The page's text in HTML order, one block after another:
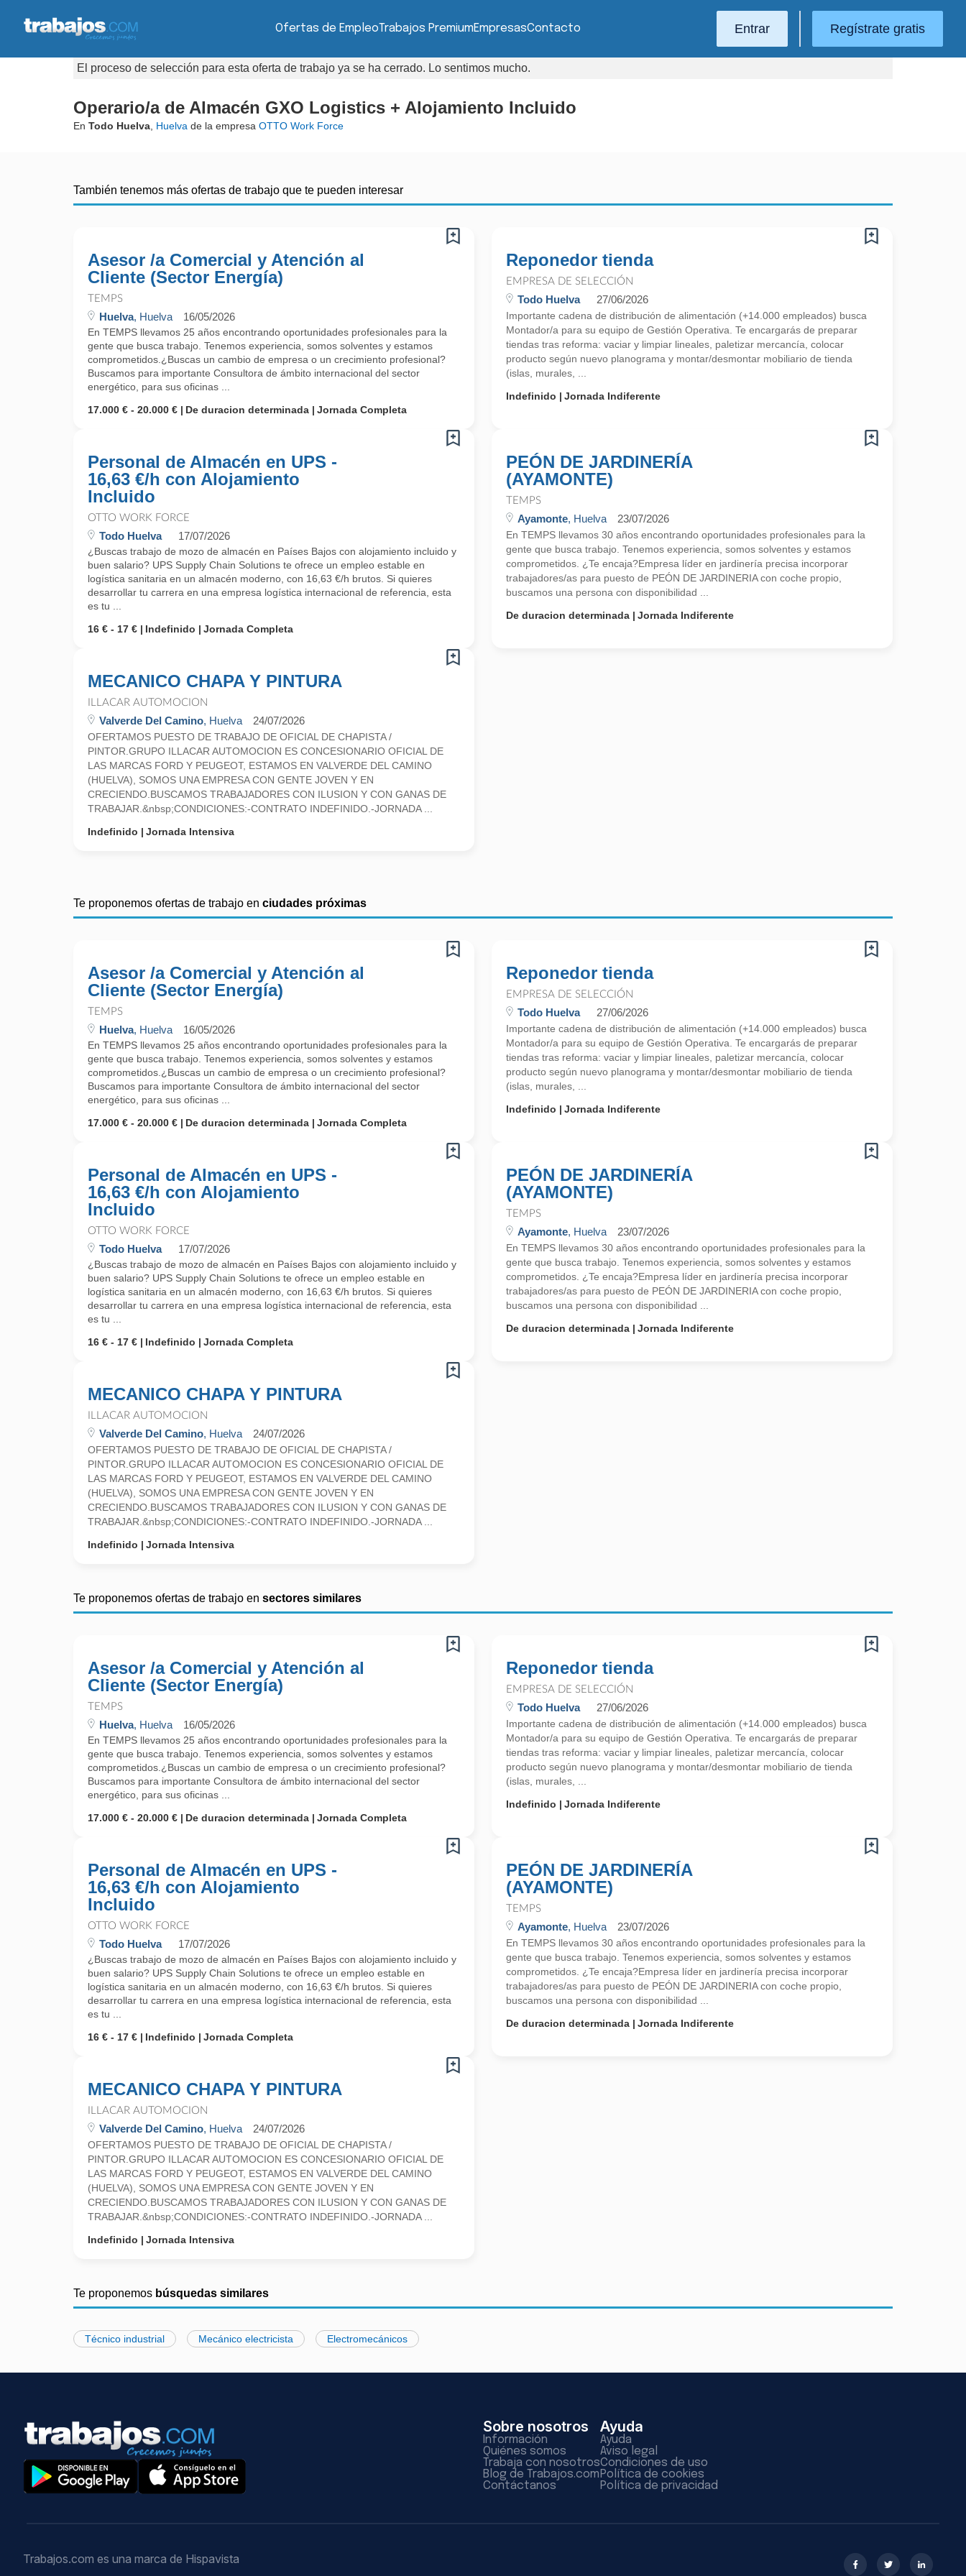
Ofertas de EmpleoTrabajos PremiumEmpresasContacto Entrar Regístrate gratis
El proceso de selección para esta oferta de trabajo ya se ha cerrado. Lo sentimos mucho.
Operario/a de Almacén GXO Logistics + Alojamiento Incluido
En Todo Huelva Huelva de la empresa OTTO Work Force
También tenemos más ofertas de trabajo que te pueden interesar
Asesor /a Comercial y Atención al
Cliente (Sector Energía)
TEMPS
Huelva, Huelva 16/05/2026
En TEMPS llevamos 25 años encontrando oportunidades profesionales para la
gente que busca trabajo. Tenemos experiencia, somos solventes y estamos
comprometidos.¿Buscas un cambio de empresa o un crecimiento profesional?
Buscamos para importante Consultora de ámbito internacional del sector
energético, para sus oficinas ...
17.000 € - 20.000 €
De duracion determinada Jornada Completa
Reponedor tienda
EMPRESA DE SELECCIÓN
Todo Huelva 27/06/2026
Importante cadena de distribución de alimentación (+14.000 empleados) busca
Montador/a para su equipo de Gestión Operativa. Te encargarás de preparar
tiendas tras reforma: vaciar y limpiar lineales, paletizar mercancía, colocar
producto según nuevo planograma y montar/desmontar mobiliario de tienda
(islas, murales, ...
Indefinido
Jornada Indiferente
Personal de Almacén en UPS -
16,63 €/h con Alojamiento
Incluido
OTTO WORK FORCE
Todo Huelva 17/07/2026
¿Buscas trabajo de mozo de almacén en Países Bajos con alojamiento incluido y
buen salario? UPS Supply Chain Solutions te ofrece un empleo estable en
logística sanitaria en un almacén moderno, con 16,63 €/h brutos. Si quieres
desarrollar tu carrera en una empresa logística internacional de referencia, esta
es tu ...
16 € - 17 €
Indefinido Jornada Completa
PEÓN DE JARDINERÍA
(AYAMONTE)
TEMPS
Ayamonte, Huelva 23/07/2026
En TEMPS llevamos 30 años encontrando oportunidades profesionales para la
gente que busca trabajo. Tenemos experiencia, somos solventes y estamos
comprometidos. ¿Te encaja?Empresa líder en jardinería precisa incorporar
trabajadores/as para puesto de PEÓN DE JARDINERIA con coche propio,
buscamos una persona con disponibilidad ...
De duracion determinada
Jornada Indiferente
MECANICO CHAPA Y PINTURA
ILLACAR AUTOMOCION
Valverde Del Camino, Huelva 24/07/2026
OFERTAMOS PUESTO DE TRABAJO DE OFICIAL DE CHAPISTA /
PINTOR.GRUPO ILLACAR AUTOMOCION ES CONCESIONARIO OFICIAL DE
LAS MARCAS FORD Y PEUGEOT, ESTAMOS EN VALVERDE DEL CAMINO
(HUELVA), SOMOS UNA EMPRESA CON GENTE JOVEN Y EN
CRECIENDO.BUSCAMOS TRABAJADORES CON ILUSION Y CON GANAS DE
TRABAJAR.&nbsp;CONDICIONES:-CONTRATO INDEFINIDO.-JORNADA ...
Indefinido
Jornada Intensiva
Te proponemos ofertas de trabajo en ciudades próximas
Asesor /a Comercial y Atención al
Cliente (Sector Energía)
TEMPS
Huelva, Huelva 16/05/2026
En TEMPS llevamos 25 años encontrando oportunidades profesionales para la
gente que busca trabajo. Tenemos experiencia, somos solventes y estamos
comprometidos.¿Buscas un cambio de empresa o un crecimiento profesional?
Buscamos para importante Consultora de ámbito internacional del sector
energético, para sus oficinas ...
17.000 € - 20.000 €
De duracion determinada Jornada Completa
Reponedor tienda
EMPRESA DE SELECCIÓN
Todo Huelva 27/06/2026
Importante cadena de distribución de alimentación (+14.000 empleados) busca
Montador/a para su equipo de Gestión Operativa. Te encargarás de preparar
tiendas tras reforma: vaciar y limpiar lineales, paletizar mercancía, colocar
producto según nuevo planograma y montar/desmontar mobiliario de tienda
(islas, murales, ...
Indefinido
Jornada Indiferente
Personal de Almacén en UPS -
16,63 €/h con Alojamiento
Incluido
OTTO WORK FORCE
Todo Huelva 17/07/2026
¿Buscas trabajo de mozo de almacén en Países Bajos con alojamiento incluido y
buen salario? UPS Supply Chain Solutions te ofrece un empleo estable en
logística sanitaria en un almacén moderno, con 16,63 €/h brutos. Si quieres
desarrollar tu carrera en una empresa logística internacional de referencia, esta
es tu ...
16 € - 17 €
Indefinido Jornada Completa
PEÓN DE JARDINERÍA
(AYAMONTE)
TEMPS
Ayamonte, Huelva 23/07/2026
En TEMPS llevamos 30 años encontrando oportunidades profesionales para la
gente que busca trabajo. Tenemos experiencia, somos solventes y estamos
comprometidos. ¿Te encaja?Empresa líder en jardinería precisa incorporar
trabajadores/as para puesto de PEÓN DE JARDINERIA con coche propio,
buscamos una persona con disponibilidad ...
De duracion determinada
Jornada Indiferente
MECANICO CHAPA Y PINTURA
ILLACAR AUTOMOCION
Valverde Del Camino, Huelva 24/07/2026
OFERTAMOS PUESTO DE TRABAJO DE OFICIAL DE CHAPISTA /
PINTOR.GRUPO ILLACAR AUTOMOCION ES CONCESIONARIO OFICIAL DE
LAS MARCAS FORD Y PEUGEOT, ESTAMOS EN VALVERDE DEL CAMINO
(HUELVA), SOMOS UNA EMPRESA CON GENTE JOVEN Y EN
CRECIENDO.BUSCAMOS TRABAJADORES CON ILUSION Y CON GANAS DE
TRABAJAR.&nbsp;CONDICIONES:-CONTRATO INDEFINIDO.-JORNADA ...
Indefinido
Jornada Intensiva
Te proponemos ofertas de trabajo en sectores similares
Asesor /a Comercial y Atención al
Cliente (Sector Energía)
TEMPS
Huelva, Huelva 16/05/2026
En TEMPS llevamos 25 años encontrando oportunidades profesionales para la
gente que busca trabajo. Tenemos experiencia, somos solventes y estamos
comprometidos.¿Buscas un cambio de empresa o un crecimiento profesional?
Buscamos para importante Consultora de ámbito internacional del sector
energético, para sus oficinas ...
17.000 € - 20.000 €
De duracion determinada Jornada Completa
Reponedor tienda
EMPRESA DE SELECCIÓN
Todo Huelva 27/06/2026
Importante cadena de distribución de alimentación (+14.000 empleados) busca
Montador/a para su equipo de Gestión Operativa. Te encargarás de preparar
tiendas tras reforma: vaciar y limpiar lineales, paletizar mercancía, colocar
producto según nuevo planograma y montar/desmontar mobiliario de tienda
(islas, murales, ...
Indefinido
Jornada Indiferente
Personal de Almacén en UPS -
16,63 €/h con Alojamiento
Incluido
OTTO WORK FORCE
Todo Huelva 17/07/2026
¿Buscas trabajo de mozo de almacén en Países Bajos con alojamiento incluido y
buen salario? UPS Supply Chain Solutions te ofrece un empleo estable en
logística sanitaria en un almacén moderno, con 16,63 €/h brutos. Si quieres
desarrollar tu carrera en una empresa logística internacional de referencia, esta
es tu ...
16 € - 17 €
Indefinido Jornada Completa
PEÓN DE JARDINERÍA
(AYAMONTE)
TEMPS
Ayamonte, Huelva 23/07/2026
En TEMPS llevamos 30 años encontrando oportunidades profesionales para la
gente que busca trabajo. Tenemos experiencia, somos solventes y estamos
comprometidos. ¿Te encaja?Empresa líder en jardinería precisa incorporar
trabajadores/as para puesto de PEÓN DE JARDINERIA con coche propio,
buscamos una persona con disponibilidad ...
De duracion determinada
Jornada Indiferente
MECANICO CHAPA Y PINTURA
ILLACAR AUTOMOCION
Valverde Del Camino, Huelva 24/07/2026
OFERTAMOS PUESTO DE TRABAJO DE OFICIAL DE CHAPISTA /
PINTOR.GRUPO ILLACAR AUTOMOCION ES CONCESIONARIO OFICIAL DE
LAS MARCAS FORD Y PEUGEOT, ESTAMOS EN VALVERDE DEL CAMINO
(HUELVA), SOMOS UNA EMPRESA CON GENTE JOVEN Y EN
CRECIENDO.BUSCAMOS TRABAJADORES CON ILUSION Y CON GANAS DE
TRABAJAR.&nbsp;CONDICIONES:-CONTRATO INDEFINIDO.-JORNADA ...
Indefinido
Jornada Intensiva
Te proponemos búsquedas similares
Técnico industrial Mecánico electricista Electromecánicos
Sobre nosotros
Información
Quiénes somos
Trabaja con nosotros
Blog de Trabajos.com
Contáctanos
Ayuda
Ayuda
Aviso legal
Condiciones de uso
Política de cookies
Política de privacidad
Trabajos.com es una marca de Hispavista